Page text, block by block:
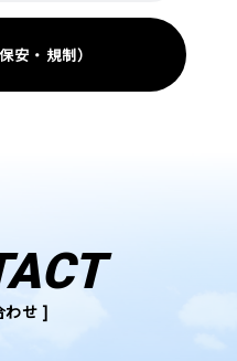
安・規制）
わせ ]